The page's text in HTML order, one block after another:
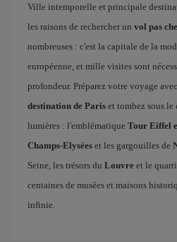
Ville intemporelle et principale
les raisons de rechercher un vol pas
nombreuses : c'est la capitale de la
européenne, et mille visites sont
profondeur. Préparez votre voyage avec
destination de Paris et tombez sous
lumières : l'emblématique Tour Eiffel
Champs-Elysées et les gargouilles de
Seine, les trésors du Louvre et le
centaines de musées et maisons
infinie.